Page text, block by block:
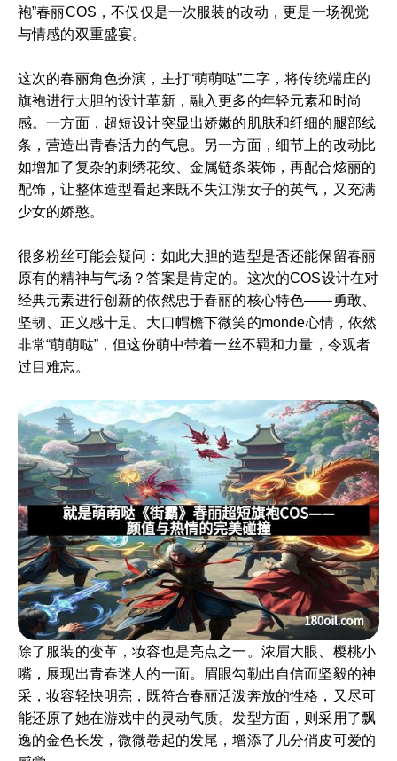
袍”春丽COS，不仅仅是一次服装的改动，更是一场视觉
与情感的双重盛宴。
这次的春丽角色扮演，主打“萌萌哒”二字，将传统端庄的
旗袍进行大胆的设计革新，融入更多的年轻元素和时尚
感。一方面，超短设计突显出娇嫩的肌肤和纤细的腿部线
条，营造出青春活力的气息。另一方面，细节上的改动比
如增加了复杂的刺绣花纹、金属链条装饰，再配合炫丽的
配饰，让整体造型看起来既不失江湖女子的英气，又充满
少女的娇憨。
很多粉丝可能会疑问：如此大胆的造型是否还能保留春丽
原有的精神与气场？答案是肯定的。这次的COS设计在对
经典元素进行创新的依然忠于春丽的核心特色——勇敢、
坚韧、正义感十足。大口帽檐下微笑的monde心情，依然
非常“萌萌哒”，但这份萌中带着一丝不羁和力量，令观者
过目难忘。
除了服装的变革，妆容也是亮点之一。浓眉大眼、樱桃小
嘴，展现出青春迷人的一面。眉眼勾勒出自信而坚毅的神
采，妆容轻快明亮，既符合春丽活泼奔放的性格，又尽可
能还原了她在游戏中的灵动气质。发型方面，则采用了飘
逸的金色长发，微微卷起的发尾，增添了几分俏皮可爱的